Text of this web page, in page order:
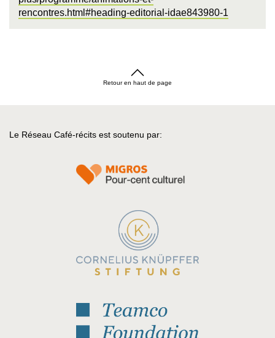
rencontres.html#heading-editorial-idae843980-1
Retour en haut de page
Le Réseau Café-récits est soutenu par: